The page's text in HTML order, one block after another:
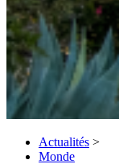
Actualités >
Monde